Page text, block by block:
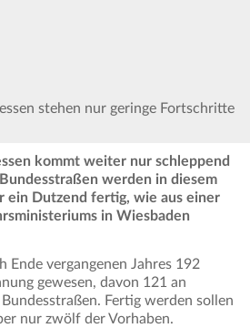
stehen nur geringe Fortschritte
kommt weiter nur schleppend
werden in diesem
ein Dutzend fertig, wie aus einer
in Wiesbaden
Ende vergangenen Jahres 192
gewesen, davon 121 an
Fertig werden sollen
nur zwölf der Vorhaben.